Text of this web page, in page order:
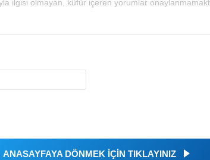
ANASAYFAYA DÖNMEK İÇİN TIKLAYINIZ